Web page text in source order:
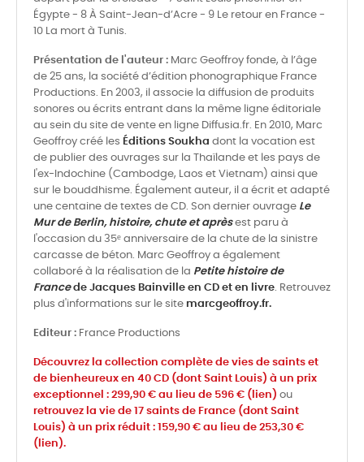
Égypte - 8 À Saint-Jean-d’Acre - 9 Le retour en France -
10 La mort à Tunis.
Présentation de l'auteur : Marc Geoffroy fonde, à l’âge
de 25 ans, la société d’édition phonographique France
Productions. En 2003, il associe la diffusion de produits
sonores ou écrits entrant dans la même ligne éditoriale
au sein du site de vente en ligne Diffusia.fr. En 2010, Marc
Geoffroy créé les Éditions Soukha dont la vocation est
de publier des ouvrages sur la Thaïlande et les pays de
l'ex-Indochine (Cambodge, Laos et Vietnam) ainsi que
sur le bouddhisme. Également auteur, il a écrit et adapté
une centaine de textes de CD. Son dernier ouvrage Le
Mur de Berlin, histoire, chute et après est paru à
l'occasion du 35ᵉ anniversaire de la chute de la sinistre
carcasse de béton. Marc Geoffroy a également
collaboré à la réalisation de la Petite histoire de
Francede Jacques Bainville en CD et en livre. Retrouvez
plus d'informations sur le site marcgeoffroy.fr.
Editeur : France Productions
Découvrez la collection complète de vies de saints et
de bienheureux en 40 CD (dont Saint Louis) à un prix
exceptionnel : 299,90 € au lieu de 596 € (lien) ou
retrouvez la vie de 17 saints de France (dont Saint
Louis) à un prix réduit : 159,90 € au lieu de 253,30 €
(lien).